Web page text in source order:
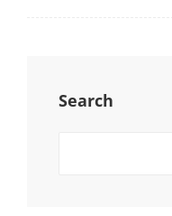
Search